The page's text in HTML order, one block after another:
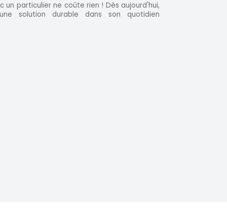
un particulier ne coûte rien ! Dès aujourd'hui,
solution durable dans son quotidien